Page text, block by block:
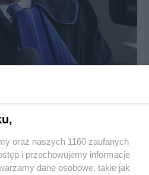
który zajął ciągnik za
z Olsztyna
oraz naszych 1160 zaufanych
i przechowujemy informacje
dane osobowe, takie jak